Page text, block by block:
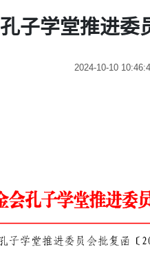
孔子学堂推进委
2024-10-10